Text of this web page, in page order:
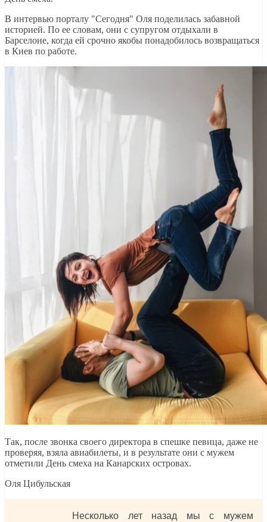
В интервью порталу "Сегодня" Оля поделилась забавной
историей. По ее словам, они с супругом отдыхали в
Барселоне, когда ей срочно якобы понадобилось возвращаться
в Киев по работе.
Так, после звонка своего директора в спешке певица, даже не
проверяя, взяла авиабилеты, и в результате они с мужем
отметили День смеха на Канарских островах.
Оля Цибульская
Несколько лет назад мы с мужем